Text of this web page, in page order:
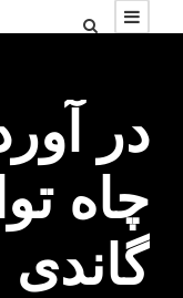
در
چاه
گاندی